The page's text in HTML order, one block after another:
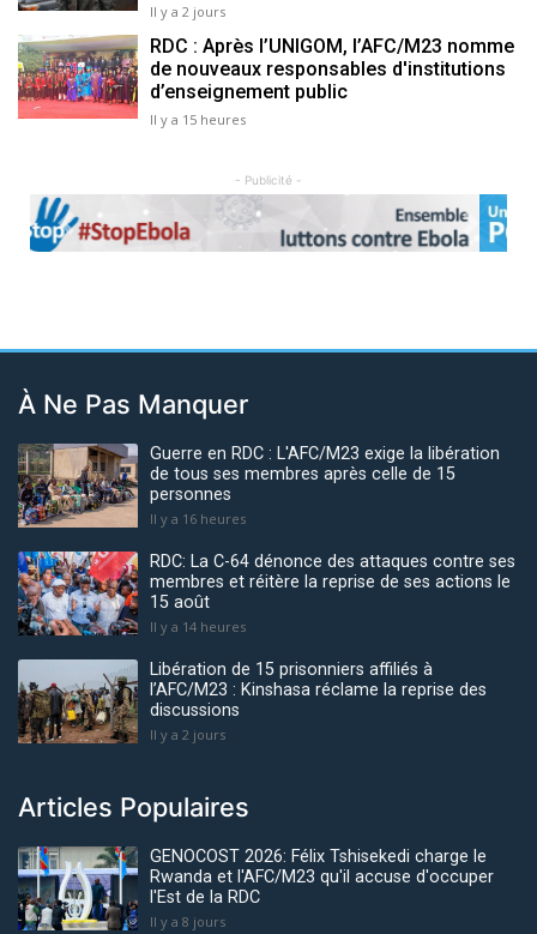
Il y a 2 jours
RDC : Après l’UNIGOM, l’AFC/M23 nomme
de nouveaux responsables d'institutions
d’enseignement public
Il y a 15 heures
- Publicité -
Previous Next
À Ne Pas Manquer
Guerre en RDC : L'AFC/M23 exige la libération
de tous ses membres après celle de 15
personnes
Il y a 16 heures
RDC: La C-64 dénonce des attaques contre ses
membres et réitère la reprise de ses actions le
15 août
Il y a 14 heures
Libération de 15 prisonniers affiliés à
l’AFC/M23 : Kinshasa réclame la reprise des
discussions
Il y a 2 jours
Articles Populaires
GENOCOST 2026: Félix Tshisekedi charge le
Rwanda et l'AFC/M23 qu'il accuse d'occuper
l'Est de la RDC
Il y a 8 jours